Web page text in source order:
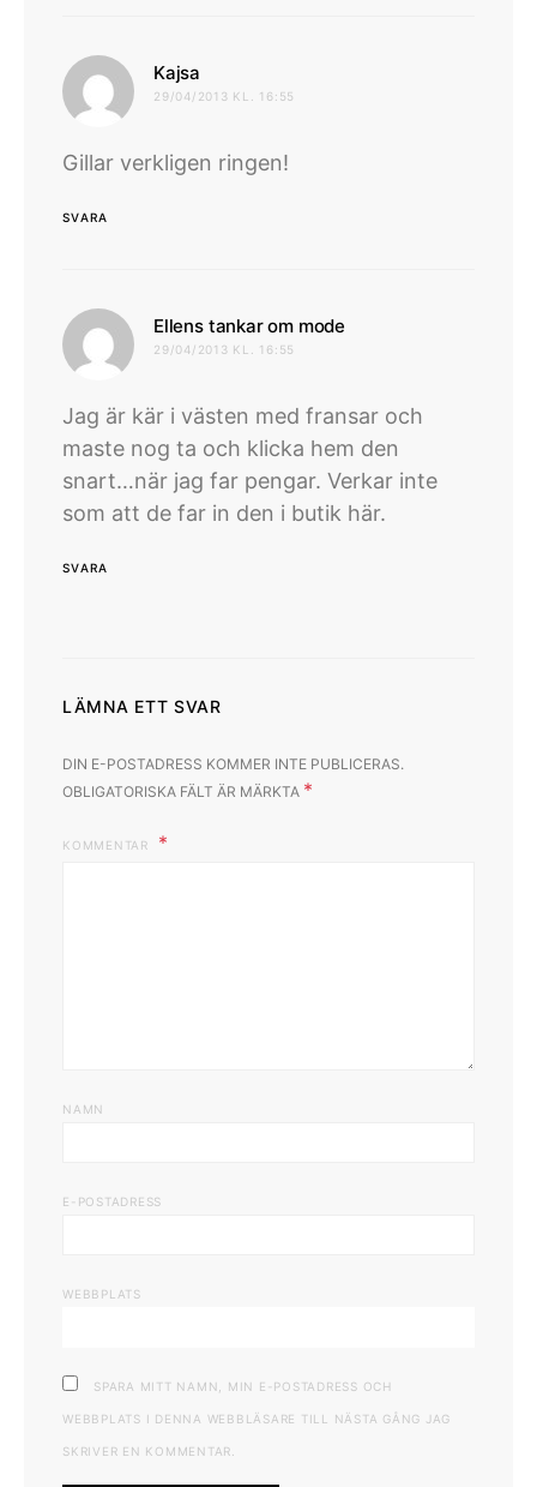
Kajsa
29/04/2013 KL. 16:55
Gillar verkligen ringen!
SVARA
Ellens tankar om mode
29/04/2013 KL. 16:55
Jag är kär i västen med fransar och
maste nog ta och klicka hem den
snart…när jag far pengar. Verkar inte
som att de far in den i butik här.
SVARA
LÄMNA ETT SVAR
DIN E-POSTADRESS KOMMER INTE PUBLICERAS.
OBLIGATORISKA FÄLT ÄR MÄRKTA *
KOMMENTAR
NAMN
E-POSTADRESS
WEBBPLATS
SPARA MITT NAMN, MIN E-POSTADRESS OCH
WEBBPLATS I DENNA WEBBLÄSARE TILL NÄSTA GÅNG JAG
SKRIVER EN KOMMENTAR.